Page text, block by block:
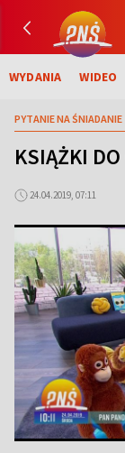
WYDANIA WIDEO
PYTANIE NA ŚNIADANIE
KSIĄŻKI
24.04.2019, 07:11